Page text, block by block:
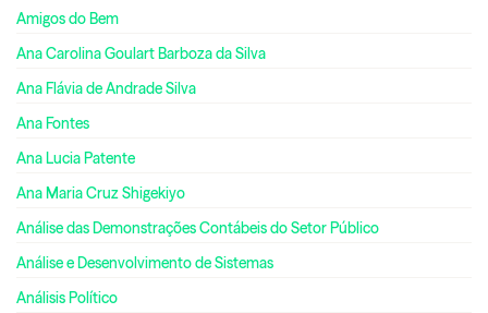
Amigos do Bem
Ana Carolina Goulart Barboza da Silva
Ana Flávia de Andrade Silva
Ana Fontes
Ana Lucia Patente
Ana Maria Cruz Shigekiyo
Análise das Demonstrações Contábeis do Setor Público
Análise e Desenvolvimento de Sistemas
Análisis Político